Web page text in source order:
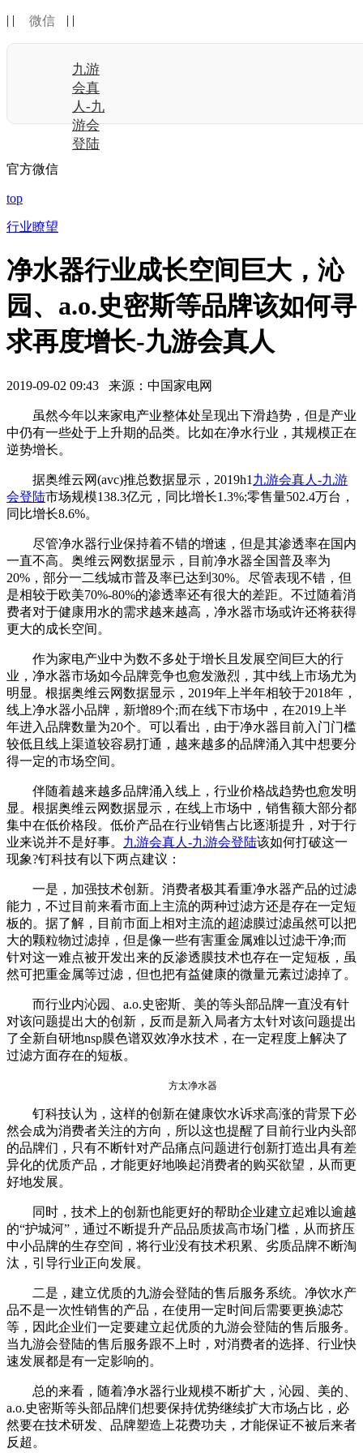
| | 微信 | |
九游
会真
人-九
游会
登陆
官方微信
top
行业瞭望
净水器行业成长空间巨大，沁
园、a.o.史密斯等品牌该如何寻
求再度增长-九游会真人
2019-09-02 09:43 来源：中国家电网
虽然今年以来家电产业整体处呈现出下滑趋势，但是产业
中仍有一些处于上升期的品类。比如在净水行业，其规模正在
逆势增长。
据奥维云网(avc)推总数据显示，2019h1 九游会真人-九游
会登陆市场规模138.3亿元，同比增长1.3%;零售量502.4万台，
同比增长8.6%。
尽管净水器行业保持着不错的增速，但是其渗透率在国内
一直不高。奥维云网数据显示，目前净水器全国普及率为
20%，部分一二线城市普及率已达到30%。尽管表现不错，但
是相较于欧美70%-80%的渗透率还有很大的差距。不过随着消
费者对于健康用水的需求越来越高，净水器市场或许还将获得
更大的成长空间。
作为家电产业中为数不多处于增长且发展空间巨大的行
业，净水器市场如今品牌竞争也愈发激烈，其中线上市场尤为
明显。根据奥维云网数据显示，2019年上半年相较于2018年，
线上净水器小品牌，新增89个;而在线下市场中，在2019上半
年进入品牌数量为20个。可以看出，由于净水器目前入门门槛
较低且线上渠道较容易打通，越来越多的品牌涌入其中想要分
得一定的市场空间。
伴随着越来越多品牌涌入线上，行业价格战趋势也愈发明
显。根据奥维云网数据显示，在线上市场中，销售额大部分都
集中在低价格段。低价产品在行业销售占比逐渐提升，对于行
业来说并不是好事。 九游会真人-九游会登陆该如何打破这一
现象?钉科技有以下两点建议：
一是，加强技术创新。消费者极其看重净水器产品的过滤
能力，不过目前来看市面上主流的两种过滤方还是存在一定短
板的。据了解，目前市面上相对主流的超滤膜过滤虽然可以把
大的颗粒物过滤掉，但是像一些有害重金属难以过滤干净;而
针对这一难点被开发出来的反渗透膜技术也存在一定短板，虽
然可把重金属等过滤，但也把有益健康的微量元素过滤掉了。
而行业内沁园、a.o.史密斯、美的等头部品牌一直没有针
对该问题提出大的创新，反而是新入局者方太针对该问题提出
了全新自研地nsp膜色谱双效净水技术，在一定程度上解决了
过滤方面存在的短板。
方太净水器
钉科技认为，这样的创新在健康饮水诉求高涨的背景下必
然会成为消费者关注的方向，所以这也提醒了目前行业内头部
的品牌们，只有不断针对产品痛点问题进行创新打造出具有差
异化的优质产品，才能更好地唤起消费者的购买欲望，从而更
好地发展。
同时，技术上的创新也能更好的帮助企业建立起难以逾越
的“护城河”，通过不断提升产品品质拔高市场门槛，从而挤压
中小品牌的生存空间，将行业没有技术积累、劣质品牌不断淘
汰，引导行业正向发展。
二是，建立优质的九游会登陆的售后服务系统。净饮水产
品不是一次性销售的产品，在使用一定时间后需要更换滤芯
等，因此企业们一定要建立起优质的九游会登陆的售后服务。
当九游会登陆的售后服务跟不上时，对消费者的选择、行业快
速发展都是有一定影响的。
总的来看，随着净水器行业规模不断扩大，沁园、美的、
a.o.史密斯等头部品牌们想要保持优势继续扩大市场占比，必
然要在技术研发、品牌塑造上花费功夫，才能保证不被后来者
反超。